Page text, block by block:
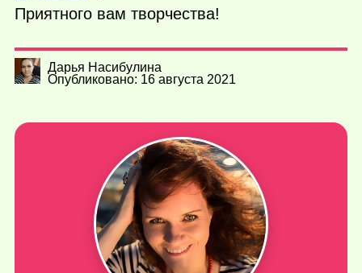
Приятного вам творчества!
Дарья Насибулина
Опубликовано: 16 августа 2021